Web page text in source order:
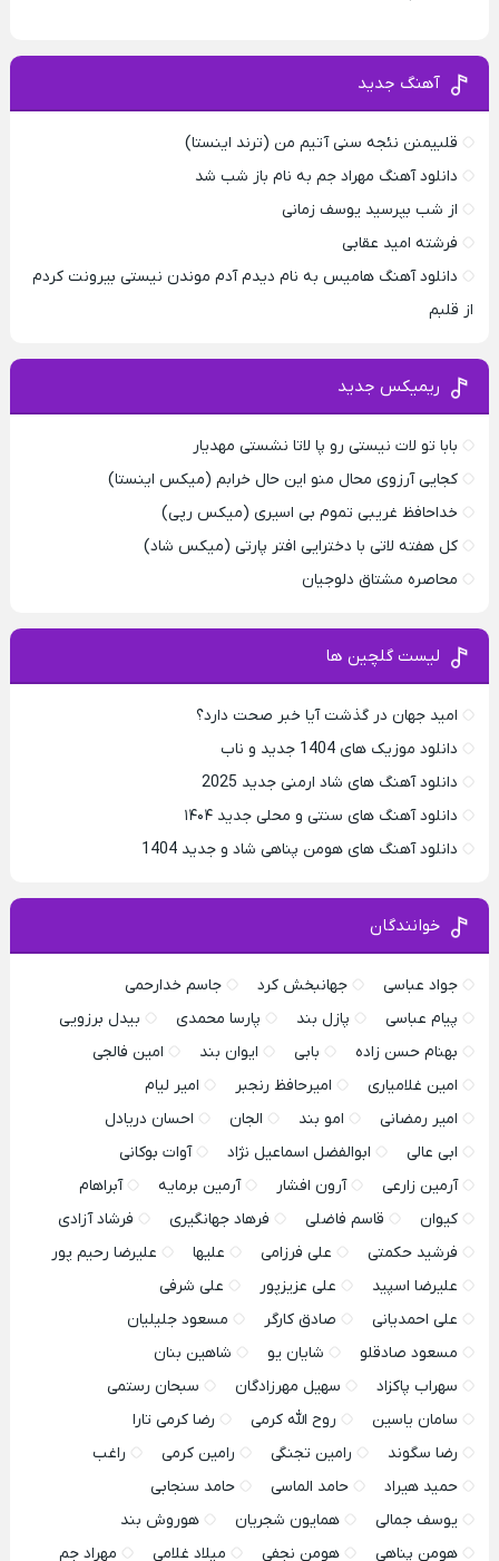
آهنگ جدید
قلبیمنن نئجه سنی آتیم من (ترند اینستا)
دانلود آهنگ مهراد جم به نام باز شب شد
از شب بپرسید یوسف زمانی
فرشته امید عقابی
دانلود آهنگ هامیس به نام دیدم آدم موندن نیستی بیرونت کردم
از قلبم
ریمیکس جدید
بابا تو لات نیستی رو پا لاتا نشستی مهدیار
کجایی آرزوی محال منو این حال خرابم (میکس اینستا)
خداحافظ غریبی تموم بی اسیری (میکس رپی)
کل هفته لاتی با دخترایی افتر پارتی (میکس شاد)
محاصره مشتاق دلوجیان
لیست گلچین ها
امید جهان در گذشت آیا خبر صحت دارد؟
دانلود موزیک های 1404 جدید و ناب
دانلود آهنگ های شاد ارمنی جدید 2025
دانلود آهنگ های سنتی و محلی جدید ۱۴۰۴
دانلود آهنگ های هومن پناهی شاد و جدید 1404
خوانندگان
جواد عباسی جهانبخش کرد
جاسم خدارحمی
پیام عباسی
پازل بند پارسا محمدی
بیدل برزویی
بهنام حسن زاده
بابی ایوان بند
امین فالجی
امین غلامیاری
امیرحافظ رنجبر
امیر لیام
امیر رمضانی
امو بند الجان
احسان دریادل
ابی عالی
ابوالفضل اسماعیل نژاد
آوات بوکانی
آرمین زارعی
آرون افشار آرمین برمایه
آبراهام
کیوان
قاسم فاضلی فرهاد جهانگیری
فرشاد آزادی
فرشید حکمتی
علی فرزامی علیها
علیرضا رحیم پور
علیرضا اسپید
علی عزیزپور
علی شرفی
علی احمدیانی
صادق کارگر
مسعود جلیلیان
مسعود صادقلو
شایان یو
شاهین بنان
سهراب پاکزاد
سهیل مهرزادگان
سبحان رستمی
سامان یاسین
روح الله کرمی
رضا کرمی تارا
رضا سگوند
رامین تجنگی رامین کرمی
راغب
حمید هیراد
حامد الماسی
حامد سنجابی
یوسف جمالی
همایون شجریان
هوروش بند
هومن پناهی
هومن نجفی میلاد غلامی مهراد جم